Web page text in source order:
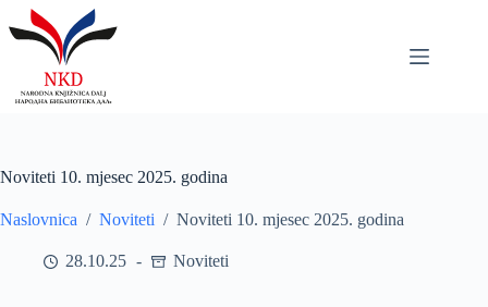
to
content
Noviteti 10. mjesec 2025. godina
Naslovnica / Noviteti / Noviteti 10. mjesec 2025. godina
28.10.25 Noviteti